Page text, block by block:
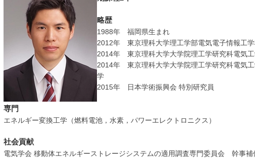
略歴
1988年 福岡県生まれ
2012年 東京理科大学理工学部電気電子情報工
2014年 東京理科大学大学院理工学研究科電気
2014年 東京理科大学大学院理工学研究科電気工
学
2015年 日本学術振興会 特別研究員
専門
エネルギー変換工学（燃料電池，水素，パワーエレクトロニクス）
社会貢献
電気学会 移動体エネルギーストレージシステムの適用調査専門委員会 幹事補